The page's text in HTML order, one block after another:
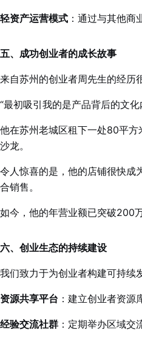
轻资产运营模式 ：通过与其他
五、成功创业者的成长故事
来自苏州的创业者周先生的经历
“最初吸引我的是产品背后的文
他在苏州老城区租下一处80平方
沙龙。
令人惊喜的是，他的店铺很快成
合销售。
如今，他的年营业额已突破200
六、创业生态的持续建设
我们致力于为创业者构建可持续
资源共享平台 ：建立创业者资
经验交流社群 ：定期举办区域